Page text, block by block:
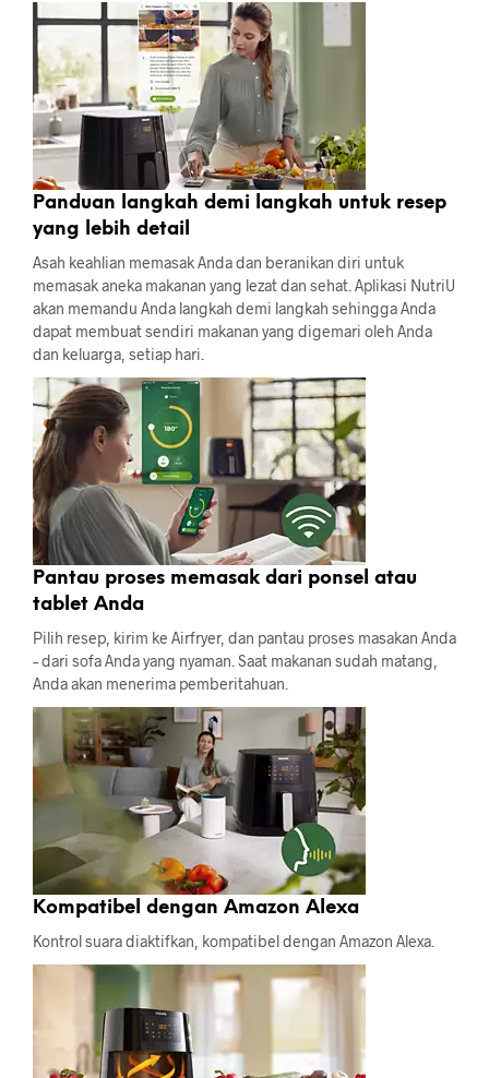
Panduan langkah demi langkah untuk resep
yang lebih detail
Asah keahlian memasak Anda dan beranikan diri untuk
memasak aneka makanan yang lezat dan sehat. Aplikasi NutriU
akan memandu Anda langkah demi langkah sehingga Anda
dapat membuat sendiri makanan yang digemari oleh Anda
dan keluarga, setiap hari.
Pantau proses memasak dari ponsel atau
tablet Anda
Pilih resep, kirim ke Airfryer, dan pantau proses masakan Anda
– dari sofa Anda yang nyaman. Saat makanan sudah matang,
Anda akan menerima pemberitahuan.
Kompatibel dengan Amazon Alexa
Kontrol suara diaktifkan, kompatibel dengan Amazon Alexa.